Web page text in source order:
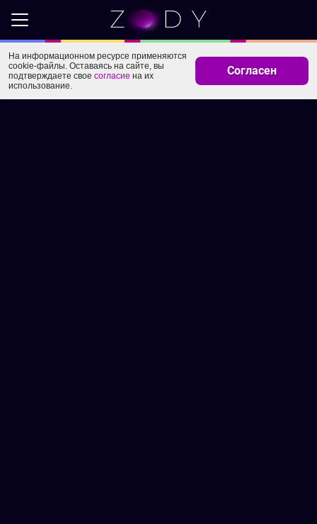
На информационном ресурсе применяются
cookie-файлы. Оставаясь на сайте, вы
подтверждаете свое согласие на их
использование.
Согласен